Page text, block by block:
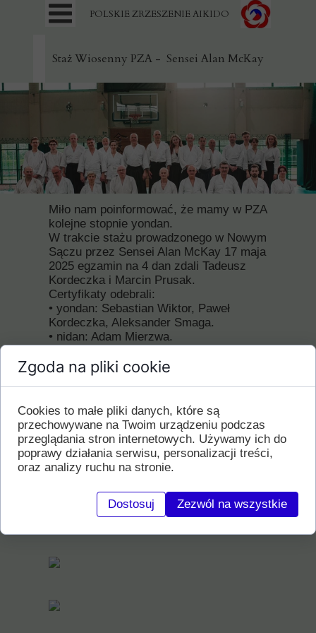
Miło nam poinformować, że mamy w PZA
kolejne stopnie yondan.
W trakcie stażu prowadzonego w Nowym
Sączu przez Sensei Alan McKay 17 maja
2025 egzamin na 4 dan zdali Tadeusz
Kordeczka i Marcin Prusak.
Certyfikaty odebrali:
• yondan: Sebastian Wiktor, Paweł
Kordeczka, Aleksander Smaga.
• nidan: Adam Mierzwa.
promowanych. Ogromne podziękowania
dla Sensei Alan i Jan za wspaniały
Pełni wrażeń czekamy już na następne
spotkanie i kolejne świetne treningi.
Dziękujemy bardzo uczestnikom stażu i
osobom zaangażowanym w jego
organizację a w szczególności Markowi
Śledzińskiemu i członkom sekcji Aikido
Staż Wiosenny PZA - Sensei Alan McKay
POLSKIE ZRZESZENIE AIKIDO
Zgoda na pliki cookie
Cookies to małe pliki danych, które są
przechowywane na Twoim urządzeniu podczas
przeglądania stron internetowych. Używamy ich do
poprawy działania serwisu, personalizacji treści,
oraz analizy ruchu na stronie.
Dostosuj Zezwól na wszystkie